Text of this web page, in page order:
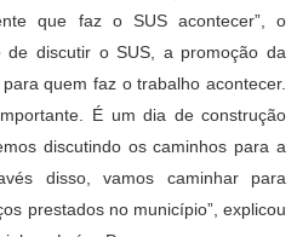
que faz o SUS acontecer”, o
de discutir o SUS, a promoção da
quem faz o trabalho acontecer.
É um dia de construção
discutindo os caminhos para a
disso, vamos caminhar para
prestados no município”, explicou